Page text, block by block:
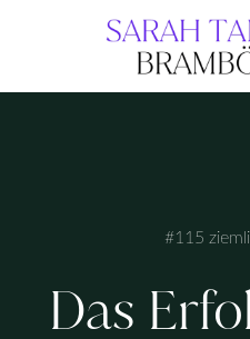
#115
Das